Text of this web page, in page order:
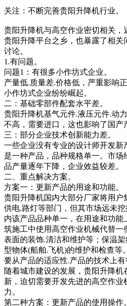
关注：不断完善贵阳升降机行业。
贵阳升降机与高空作业密切相关，
贵阳升降平台之乡，也暴露了相关
讨论。
1.有问题。
问题1：有很多小作坊式企业。
产量低.质量差.价格低，严重影响
小作坊式企业纷纷崛起。
二：基础零部件配套水平差。
贵阳升降机基气元件.液压元件.动
不高，需要进口，这也影响了国产
三：部分企业技术创新能力差。
一些企业没有专业的设计师开发新
是一种产品，品种规格单一。市
品产量逐年下降，企业效益较差。
二、重点解决方案。
方案一：更新产品的用途和功能。
贵阳升降机国内大部分厂家将用户
供电.路灯等部门，但其市场远未
内该产品品种单一，在用途和功
筑施工中使用高空作业机械代替一
表面的装饰.清洁和维护等；保温
型物体(船舶.飞机)的维护和检查等
要从产品的适应性.产品的技术上有
随着城市建设的发展，贵阳升降机
新，迫切需要开发先进的高空作
力。
第二种方案：更新产品的使用操作。